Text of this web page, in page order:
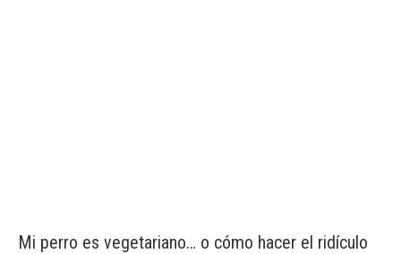
Mi perro es vegetariano… o cómo hacer el ridículo